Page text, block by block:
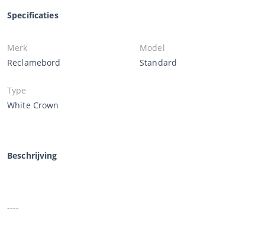
Specificaties
Merk
Reclamebord
Model
Standard
Type
White Crown
Beschrijving
----